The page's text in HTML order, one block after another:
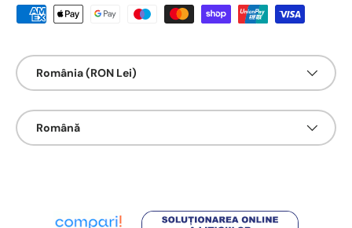
Metode de platā acceptate
Țarǎ/Regiune
România (RON Lei)
Limbā
Română